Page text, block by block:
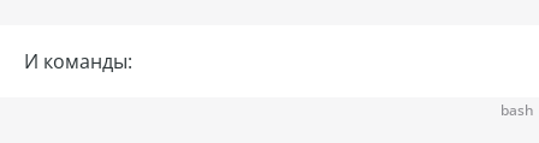
И команды:
bash